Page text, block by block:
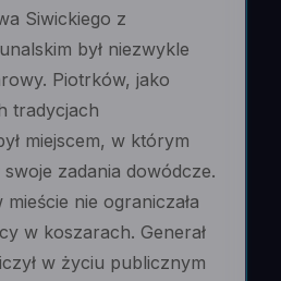
Siwickiego z
był niezwykle
Piotrków, jako
tradycjach
miejscem, w którym
swoje zadania dowódcze.
nie ograniczała
w koszarach. Generał
w życiu publicznym